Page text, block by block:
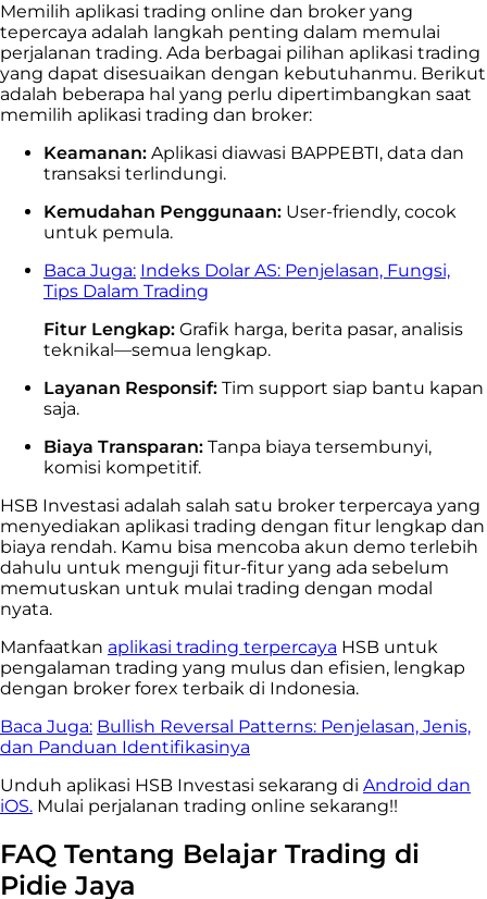
Memilih aplikasi trading online dan broker yang
tepercaya adalah langkah penting dalam memulai
perjalanan trading. Ada berbagai pilihan aplikasi trading
yang dapat disesuaikan dengan kebutuhanmu. Berikut
adalah beberapa hal yang perlu dipertimbangkan saat
memilih aplikasi trading dan broker:
Keamanan: Aplikasi diawasi BAPPEBTI, data dan
transaksi terlindungi.
Kemudahan Penggunaan: User-friendly, cocok
untuk pemula.
Baca Juga: Indeks Dolar AS: Penjelasan, Fungsi,
Tips Dalam Trading
Fitur Lengkap: Grafik harga, berita pasar, analisis
teknikal—semua lengkap.
Layanan Responsif: Tim support siap bantu kapan
saja.
Biaya Transparan: Tanpa biaya tersembunyi,
komisi kompetitif.
HSB Investasi adalah salah satu broker terpercaya yang
menyediakan aplikasi trading dengan fitur lengkap dan
biaya rendah. Kamu bisa mencoba akun demo terlebih
dahulu untuk menguji fitur-fitur yang ada sebelum
memutuskan untuk mulai trading dengan modal
nyata.
Manfaatkan aplikasi trading terpercaya HSB untuk
pengalaman trading yang mulus dan efisien, lengkap
dengan broker forex terbaik di Indonesia.
Baca Juga: Bullish Reversal Patterns: Penjelasan, Jenis,
dan Panduan Identifikasinya
Unduh aplikasi HSB Investasi sekarang di Android dan
iOS. Mulai perjalanan trading online sekarang!!
FAQ Tentang Belajar Trading di
Pidie Jaya